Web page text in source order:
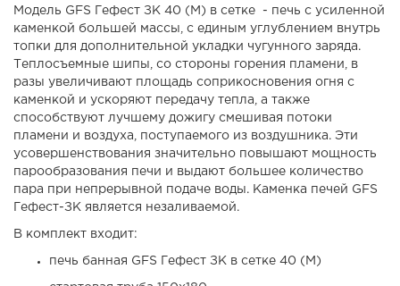
Модель GFS Гефест ЗК 40 (М) в сетке - печь с усиленной
каменкой большей массы, с единым углублением внутрь
топки для дополнительной укладки чугунного заряда.
Теплосъемные шипы, со стороны горения пламени, в
разы увеличивают площадь соприкосновения огня с
каменкой и ускоряют передачу тепла, а также
способствуют лучшему дожигу смешивая потоки
пламени и воздуха, поступаемого из воздушника. Эти
усовершенствования значительно повышают мощность
парообразования печи и выдают большее количество
пара при непрерывной подаче воды. Каменка печей GFS
Гефест-ЗК является незаливаемой.
В комплект входит:
печь банная GFS Гефест ЗК в сетке 40 (М)